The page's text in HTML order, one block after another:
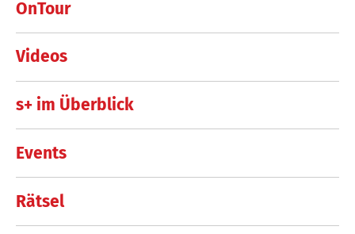
OnTour
Videos
s+ im Überblick
Events
Rätsel